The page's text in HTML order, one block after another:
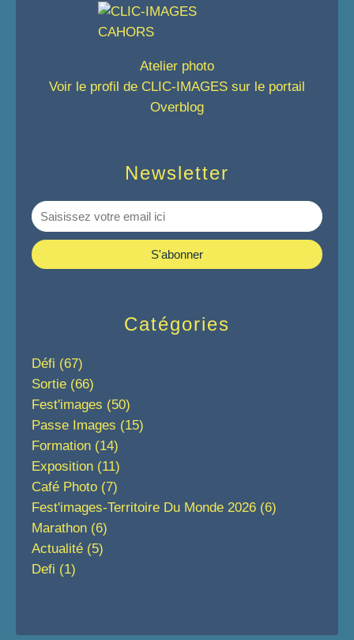
Newsletter
Catégories
Défi (67)
Sortie (66)
Fest'images (50)
Passe Images (15)
Formation (14)
Exposition (11)
Café Photo (7)
Fest'images-Territoire Du Monde 2026 (6)
Marathon (6)
Actualité (5)
Defi (1)
Atelier photo
Voir le profil de CLIC-IMAGES sur le portail
Overblog